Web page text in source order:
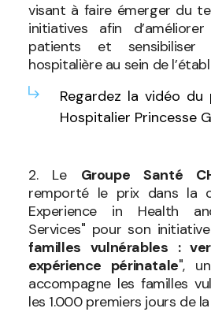
visant à faire émerger du
initiatives afin d’améliorer
patients et sensibiliser
hospitalière au sein de
Regardez la vidéo
Hospitalier Princesse
2. Le Groupe Santé
remporté le prix dans la
Experience in Health
Services" pour son
familles vulnérables :
expérience périnatale",
accompagne les familles
les 1.000 premiers jours de